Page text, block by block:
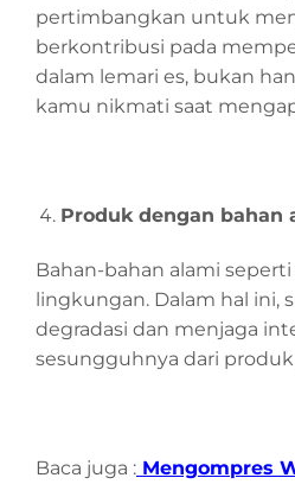
pertimbangkan untuk
berkontribusi pada
dalam lemari es, bukan
kamu nikmati saat
Produk dengan bahan
Bahan-bahan alami
lingkungan. Dalam hal ini,
degradasi dan menjaga
sesungguhnya dari
Baca juga : Mengompres